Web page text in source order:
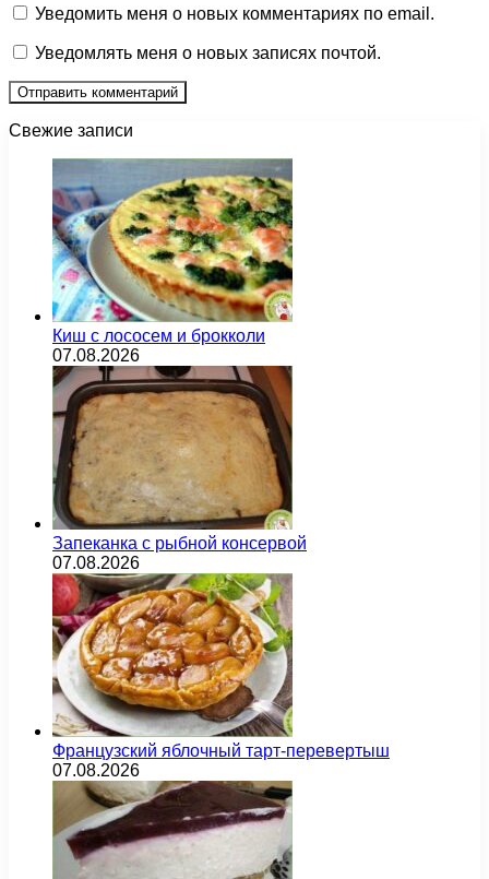
Уведомить меня о новых комментариях по email.
Уведомлять меня о новых записях почтой.
Свежие записи
Киш с лососем и брокколи
07.08.2026
Запеканка с рыбной консервой
07.08.2026
Французский яблочный тарт-перевертыш
07.08.2026